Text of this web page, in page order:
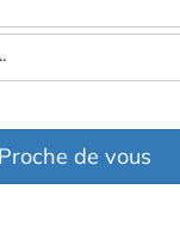
de vous